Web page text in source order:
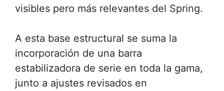
visibles pero más relevantes del Spring.
A esta base estructural se suma la
incorporación de una barra
estabilizadora de serie en toda la gama,
junto a ajustes revisados en